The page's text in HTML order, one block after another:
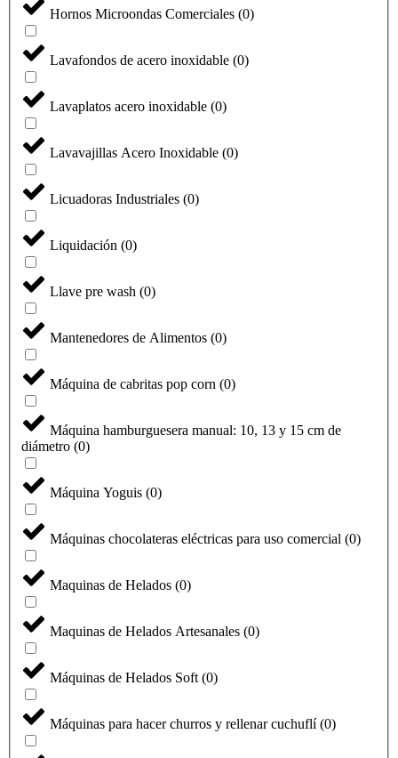
Hornos Microondas Comerciales (0)
Lavafondos de acero inoxidable (0)
Lavaplatos acero inoxidable (0)
Lavavajillas Acero Inoxidable (0)
Licuadoras Industriales (0)
Liquidación (0)
Llave pre wash (0)
Mantenedores de Alimentos (0)
Máquina de cabritas pop corn (0)
Máquina hamburguesera manual: 10, 13 y 15 cm de
diámetro (0)
Máquina Yoguis (0)
Máquinas chocolateras eléctricas para uso comercial (0)
Maquinas de Helados (0)
Maquinas de Helados Artesanales (0)
Máquinas de Helados Soft (0)
Máquinas para hacer churros y rellenar cuchuflí (0)